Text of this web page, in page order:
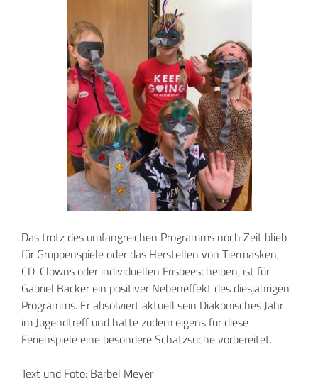
Das trotz des umfangreichen Programms noch Zeit blieb
für Gruppenspiele oder das Herstellen von Tiermasken,
CD-Clowns oder individuellen Frisbeescheiben, ist für
Gabriel Backer ein positiver Nebeneffekt des diesjährigen
Programms. Er absolviert aktuell sein Diakonisches Jahr
im Jugendtreff und hatte zudem eigens für diese
Ferienspiele eine besondere Schatzsuche vorbereitet.
Text und Foto: Bärbel Meyer